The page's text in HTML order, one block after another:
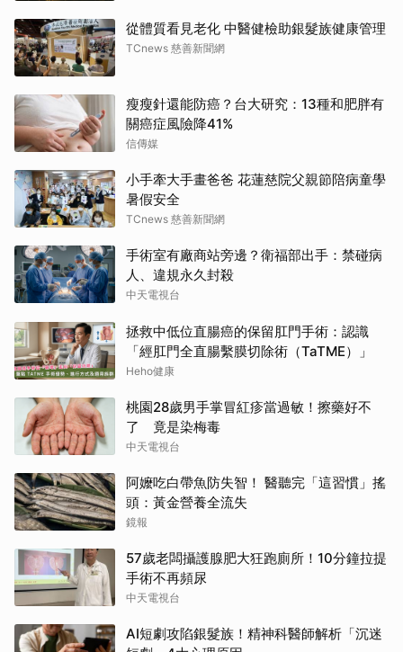
從體質看見老化 中醫健檢助銀髮族健康管理
TCnews 慈善新聞網
瘦瘦針還能防癌？台大研究：13種和肥胖有
關癌症風險降41%
信傳媒
小手牽大手畫爸爸 花蓮慈院父親節陪病童學
暑假安全
TCnews 慈善新聞網
手術室有廠商站旁邊？衛福部出手：禁碰病
人、違規永久封殺
中天電視台
拯救中低位直腸癌的保留肛門手術：認識
「經肛門全直腸繫膜切除術（TaTME）」
Heho健康
桃園28歲男手掌冒紅疹當過敏！擦藥好不
了 竟是染梅毒
中天電視台
阿嬤吃白帶魚防失智！ 醫聽完「這習慣」搖
頭：黃金營養全流失
鏡報
57歲老闆攝護腺肥大狂跑廁所！10分鐘拉提
手術不再頻尿
中天電視台
AI短劇攻陷銀髮族！精神科醫師解析「沉迷